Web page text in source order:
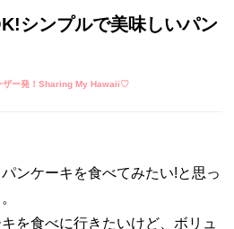
シンプルで美味しいパン
ザー発！Sharing My Hawaii♡
ンケーキを食べてみたい!と思っ
を食べに行きたいけど、ボリュ